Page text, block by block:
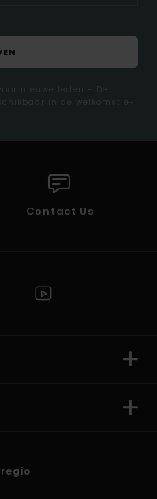
nieuwe leden - De
in de welkomst e-
Contact Us